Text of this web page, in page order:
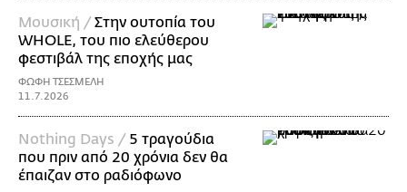
Μουσική / Στην ουτοπία του
WHOLE, του πιο ελεύθερου
φεστιβάλ της εποχής μας
ΦΩΦΗ ΤΣΕΣΜΕΛΗ
11.7.2026
Nothing Days / 5 τραγούδια
που πριν από 20 χρόνια δεν θα
έπαιζαν στο ραδιόφωνο